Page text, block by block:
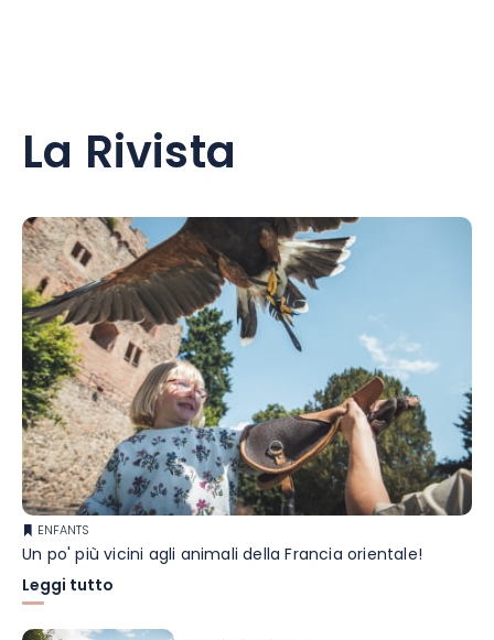
La Rivista
ENFANTS
Un po' più vicini agli animali della Francia orientale!
Leggi tutto